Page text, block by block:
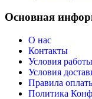
Основная
О нас
Контакты
Условия
Условия
Правила
Политика